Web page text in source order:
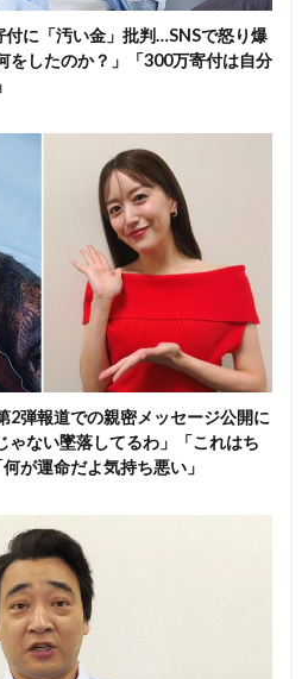
に「汚い金」批判…SNSで怒り爆
をしたのか？」「300万寄付は自分
2弾報道での親密メッセージ公開に
ゃない墜落してるわ」「これはち
が運命だよ気持ち悪い」